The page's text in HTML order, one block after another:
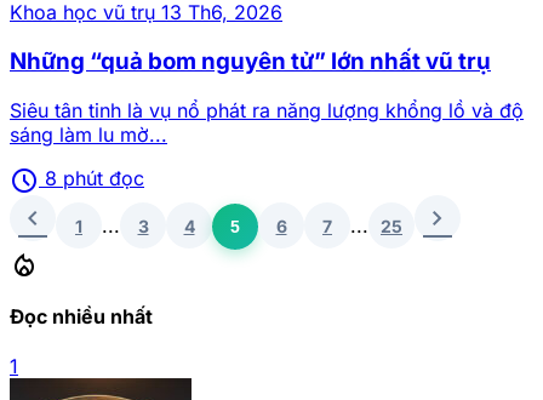
Khoa học vũ trụ 13 Th6, 2026
Những “quả bom nguyên tử” lớn nhất vũ trụ
Siêu tân tinh là vụ nổ phát ra năng lượng khổng lồ và độ
sáng làm lu mờ...
schedule 8 phút đọc
chevron_left 1 ... 3 4 5 6 7 ... 25
chevron_right
local_fire_department
Đọc nhiều nhất
1